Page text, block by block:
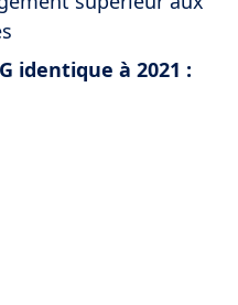
identique à 2021 :